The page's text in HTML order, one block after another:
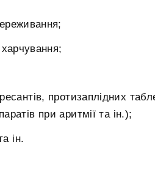
протизаплідних
при аритмії та ін.);
ін.